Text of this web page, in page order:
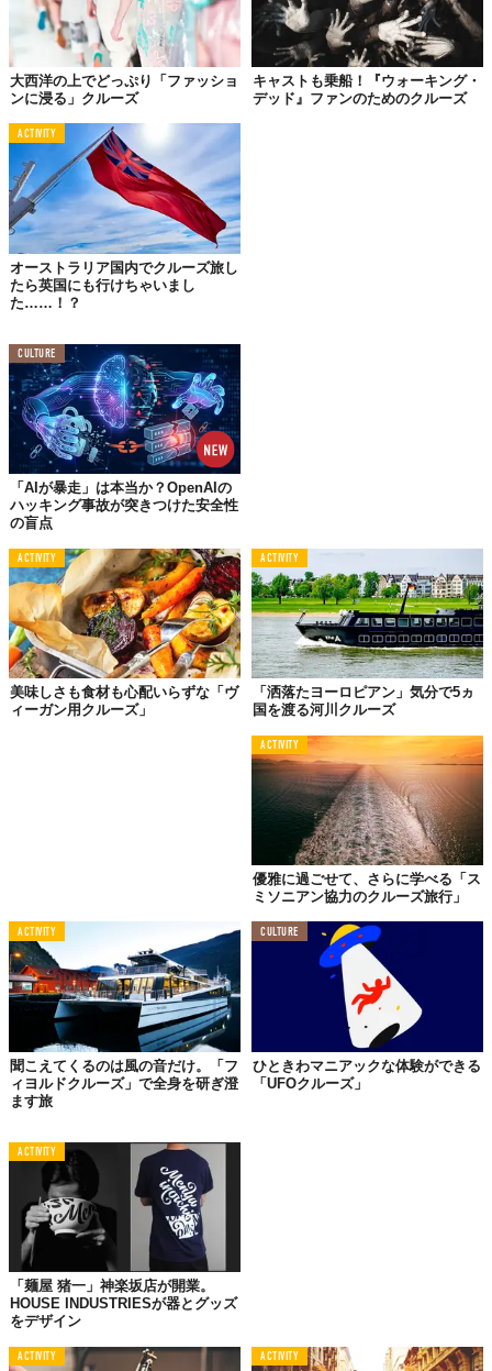
©ロイヤル・カリビアン・インターナショナル
©ロイヤル・カリビアン・インターナショナル
Top image: ©
ロイヤル・カリビアン・インターナショナル
TABI LABO
この世界は、もっと広いはずだ。
大西洋の上でどっぷり「ファッショ
ンに浸る」クルーズ
キャストも乗船！『ウォーキング・
デッド』ファンのためのクルーズ
ACTIVITY
オーストラリア国内でクルーズ旅し
たら英国にも行けちゃいまし
た……！？
CULTURE
「AIが暴走」は本当か？OpenAIの
ハッキング事故が突きつけた安全性
の盲点
ACTIVITY
美味しさも食材も心配いらずな「ヴ
ィーガン用クルーズ」
ACTIVITY
「洒落たヨーロピアン」気分で5ヵ
国を渡る河川クルーズ
ACTIVITY
優雅に過ごせて、さらに学べる「ス
ミソニアン協力のクルーズ旅行」
ACTIVITY
聞こえてくるのは風の音だけ。「フ
ィヨルドクルーズ」で全身を研ぎ澄
ます旅
CULTURE
ひときわマニアックな体験ができる
「UFOクルーズ」
ACTIVITY
「麺屋 猪一」神楽坂店が開業。
HOUSE INDUSTRIESが器とグッズ
をデザイン
ACTIVITY ACTIVITY